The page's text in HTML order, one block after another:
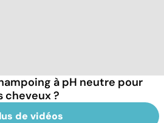
à pH neutre pour
cheveux ?
de vidéos